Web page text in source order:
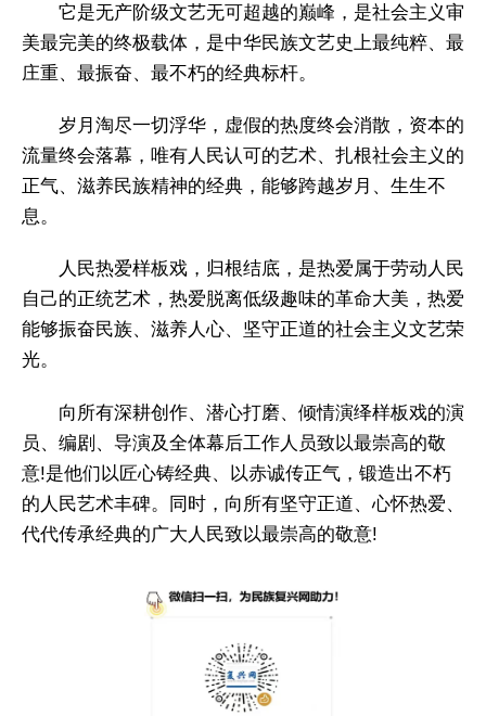
它是无产阶级文艺无可超越的巅峰，是社会主义审
美最完美的终极载体，是中华民族文艺史上最纯粹、最
庄重、最振奋、最不朽的经典标杆。
岁月淘尽一切浮华，虚假的热度终会消散，资本的
流量终会落幕，唯有人民认可的艺术、扎根社会主义的
正气、滋养民族精神的经典，能够跨越岁月、生生不
息。
人民热爱样板戏，归根结底，是热爱属于劳动人民
自己的正统艺术，热爱脱离低级趣味的革命大美，热爱
能够振奋民族、滋养人心、坚守正道的社会主义文艺荣
光。
向所有深耕创作、潜心打磨、倾情演绎样板戏的演
员、编剧、导演及全体幕后工作人员致以最崇高的敬
意!是他们以匠心铸经典、以赤诚传正气，锻造出不朽
的人民艺术丰碑。同时，向所有坚守正道、心怀热爱、
代代传承经典的广大人民致以最崇高的敬意!